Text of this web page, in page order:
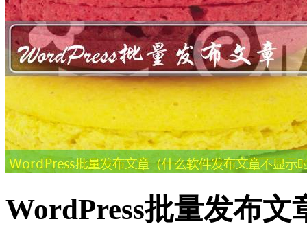
WordPress批量发布文